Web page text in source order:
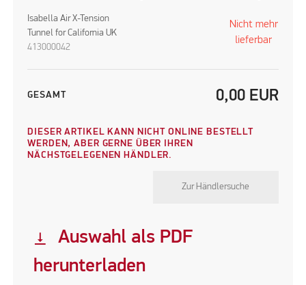
Isabella Air X-Tension
Tunnel for California UK
413000042
Nicht mehr
lieferbar
GESAMT 0,00 EUR
DIESER ARTIKEL KANN NICHT ONLINE BESTELLT
WERDEN, ABER GERNE ÜBER IHREN
NÄCHSTGELEGENEN HÄNDLER.
Zur Händlersuche
vertical_align_bottom
Auswahl als PDF
herunterladen